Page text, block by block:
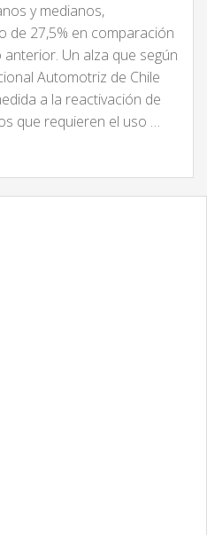
y medianos,
de 27,5% en comparación
Un alza que según
Automotriz de Chile
a la reactivación de
que requieren el uso …